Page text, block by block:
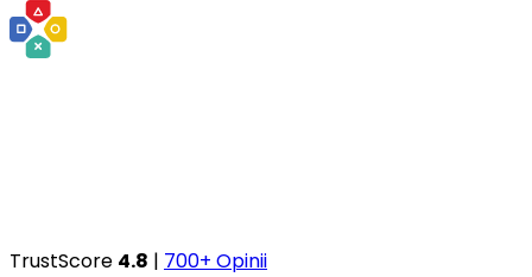
TrustScore 4.8 | 700+ Opinii